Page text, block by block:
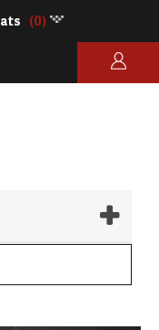
(0)